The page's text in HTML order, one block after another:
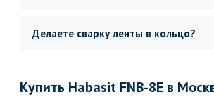
Делаете сварку ленты в кольцо?
Купить Habasit FNB-8E в